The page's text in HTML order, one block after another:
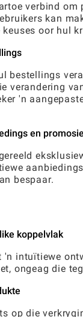
verbind
kan
oor hul
bestellings
verandering
'n
en
bespaar.
koppelvlak
'n intuïtiewe
ongeag die
op die